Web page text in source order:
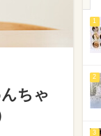
ちゃ
1
2
3